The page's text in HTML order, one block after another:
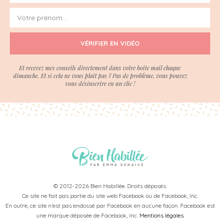
VÉRIFIER EN VIDÉO
Et recevez mes conseils directement dans votre boite mail chaque
dimanche. Et si cela ne vous plait pas ? Pas de problème, vous pouvez
vous désinscrire en un clic !
© 2012-2026 Bien Habillée. Droits déposés.
Ce site ne fait pas partie du site web Facebook ou de Facebook, Inc.
En outre, ce site n’est pas endossé par Facebook en aucune façon. Facebook est
une marque déposée de Facebook, Inc. Mentions légales